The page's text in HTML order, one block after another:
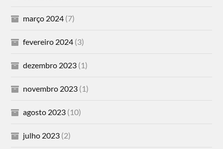
março 2024 (7)
fevereiro 2024 (3)
dezembro 2023 (1)
novembro 2023 (1)
agosto 2023 (10)
julho 2023 (2)